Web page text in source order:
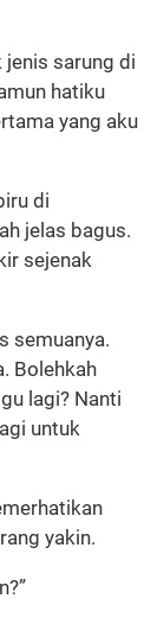
sarung di
hatiku
yang aku
di
jelas bagus.
sejenak
semuanya.
Bolehkah
lagi? Nanti
untuk
yakin.